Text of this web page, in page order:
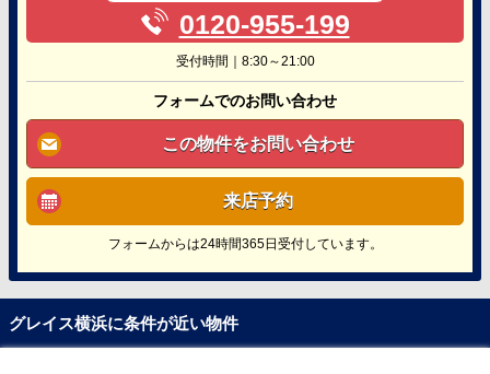
0120-955-199
受付時間｜8:30～21:00
フォームでのお問い合わせ
この物件をお問い合わせ
来店予約
フォームからは24時間365日受付しています。
グレイス横浜に条件が近い物件